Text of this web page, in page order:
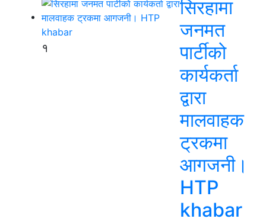
१
सिरहामा
जनमत
पार्टीको
कार्यकर्ता
द्वारा
मालवाहक
ट्रकमा
आगजनी।
HTP
khabar